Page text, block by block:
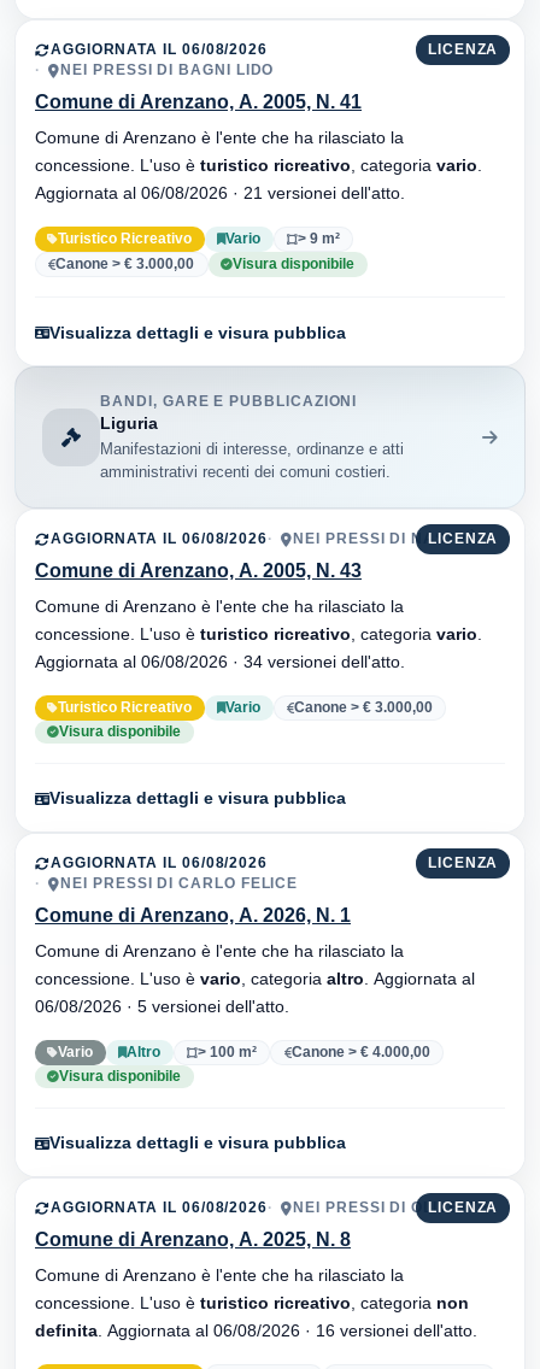
LICENZA
AGGIORNATA IL 06/08/2026
NEI PRESSI DI BAGNI LIDO
Comune di Arenzano, A. 2005, N. 41
Comune di Arenzano è l'ente che ha rilasciato la
concessione. L'uso è turistico ricreativo , categoria vario
Aggiornata al 06/08/2026 · 21 versionei dell'atto.
Turistico Ricreativo Vario
> 9 m²
Canone > € 3.000,00
Visura disponibile
Visualizza dettagli e visura pubblica
BANDI, GARE E PUBBLICAZIONI
Liguria
Manifestazioni di interesse, ordinanze e atti
amministrativi recenti dei comuni costieri.
LICENZA
AGGIORNATA IL 06/08/2026 NEI PRESSI DI NASTRÈ
Comune di Arenzano, A. 2005, N. 43
Comune di Arenzano è l'ente che ha rilasciato la
concessione. L'uso è turistico ricreativo , categoria vario
Aggiornata al 06/08/2026 · 34 versionei dell'atto.
Turistico Ricreativo Vario
Canone > € 3.000,00
Visura disponibile
Visualizza dettagli e visura pubblica
LICENZA
AGGIORNATA IL 06/08/2026
NEI PRESSI DI CARLO FELICE
Comune di Arenzano, A. 2026, N. 1
Comune di Arenzano è l'ente che ha rilasciato la
concessione. L'uso è vario , categoria altro
06/08/2026 · 5 versionei dell'atto.
Vario Altro > 100 m²
Canone > € 4.000,00
Visura disponibile
Visualizza dettagli e visura pubblica
LICENZA
AGGIORNATA IL 06/08/2026 NEI PRESSI DI OLIVETTE
Comune di Arenzano, A. 2025, N. 8
Comune di Arenzano è l'ente che ha rilasciato la
concessione. L'uso è turistico ricreativo , categoria non
definita
. Aggiornata al 06/08/2026 · 16 versionei dell'atto.